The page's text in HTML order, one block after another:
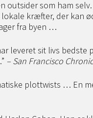
outsider som ham
kræfter, der kan
fra byen …
leveret sit livs
– San Francisco
plottwists … En